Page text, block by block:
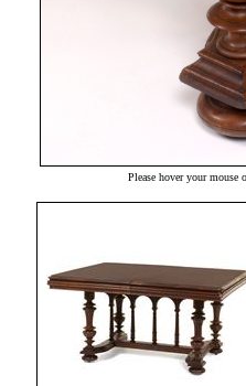
Please hover your mouse